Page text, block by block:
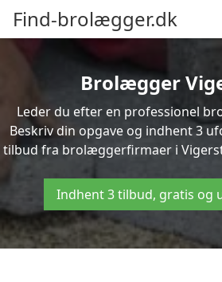
Find-brolægger.dk
Brolægger
Leder du efter en professionel
Beskriv din opgave og indhent 3
tilbud fra brolæggerfirmaer i
Indhent 3 tilbud, gratis og